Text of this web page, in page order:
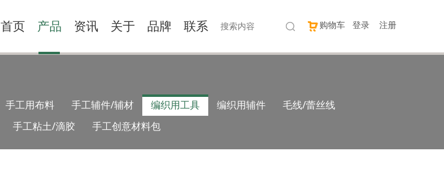
登录 注册
购物车
首页 产品 资讯 关于 品牌 联系
手工用布料 手工辅件/辅材 编织用工具 编织用辅件
毛线/蕾丝线
手工粘土/滴胶 手工创意材料包